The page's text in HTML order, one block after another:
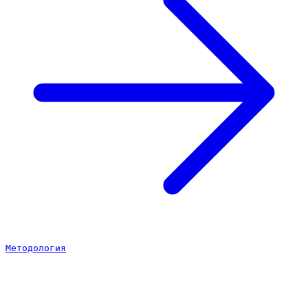
Методология